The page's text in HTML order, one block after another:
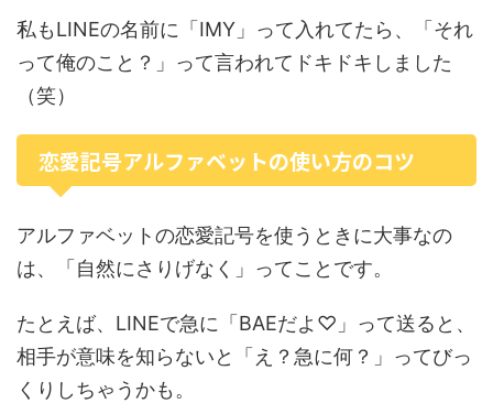
私もLINEの名前に「IMY」って入れてたら、「それ
って俺のこと？」って言われてドキドキしました
（笑）
恋愛記号アルファベットの使い方のコツ
アルファベットの恋愛記号を使うときに大事なの
は、「自然にさりげなく」ってことです。
たとえば、LINEで急に「BAEだよ♡」って送ると、
相手が意味を知らないと「え？急に何？」ってびっ
くりしちゃうかも。